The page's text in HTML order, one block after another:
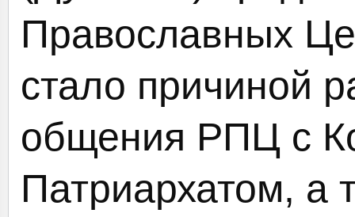
Православных
стало причиной
общения РПЦ с
Патриархатом, а